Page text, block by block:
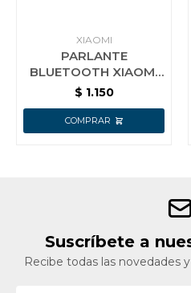
XIAOMI
PARLANTE
BLUETOOTH XIAOMI
SOUND POCKET AZUL
$ 1.150
Suscríbete a
Recibe todas las novedades